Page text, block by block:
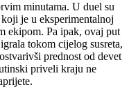
minutama. U duel su
je u eksperimentalnoj
ekipom. Pa ipak, ovaj put
tokom cijelog susreta,
prednost od devet
priveli kraju ne